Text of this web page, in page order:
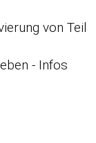
von Teil
- Infos